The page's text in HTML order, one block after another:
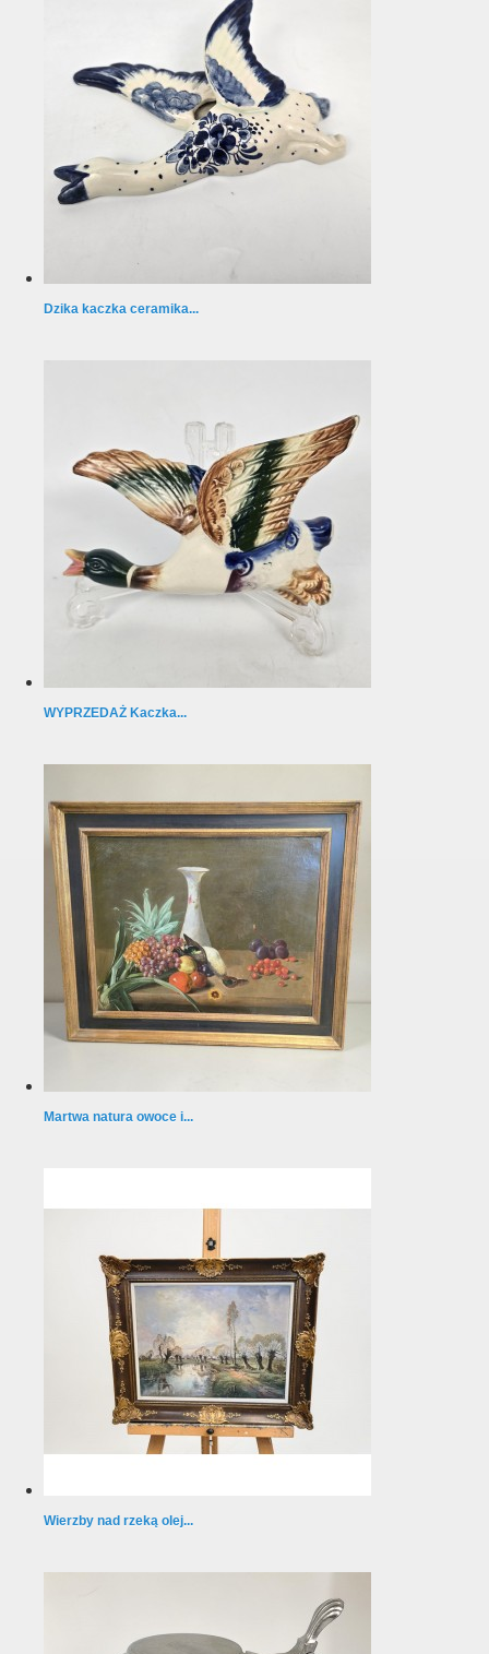
Dzika kaczka ceramika...
WYPRZEDAŻ Kaczka...
Martwa natura owoce i...
Wierzby nad rzeką olej...